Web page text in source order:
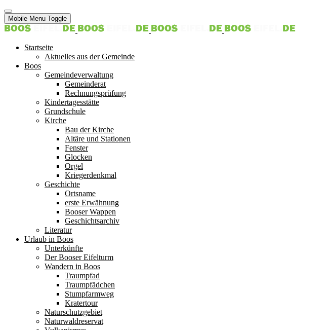
Mobile Menu Toggle
Startseite
Aktuelles aus der Gemeinde
Boos
Gemeindeverwaltung
Gemeinderat
Rechnungsprüfung
Kindertagesstätte
Grundschule
Kirche
Bau der Kirche
Altäre und Stationen
Fenster
Glocken
Orgel
Kriegerdenkmal
Geschichte
Ortsname
erste Erwähnung
Booser Wappen
Geschichtsarchiv
Literatur
Urlaub in Boos
Unterkünfte
Der Booser Eifelturm
Wandern in Boos
Traumpfad
Traumpfädchen
Stumpfarmweg
Kratertour
Naturschutzgebiet
Naturwaldreservat